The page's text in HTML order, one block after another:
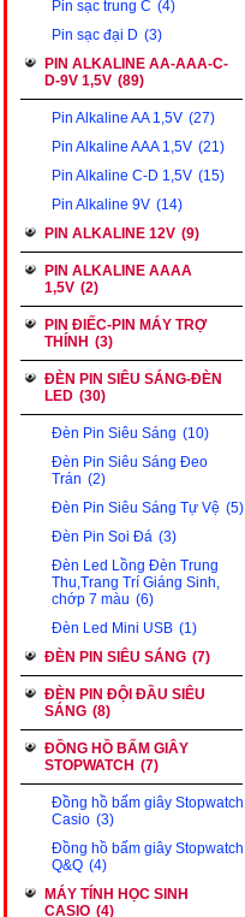
Pin sạc trung C (4)
Pin sạc đại D (3)
PIN ALKALINE AA-AAA-C-
D-9V 1,5V (89)
Pin Alkaline AA 1,5V (27)
Pin Alkaline AAA 1,5V (21)
Pin Alkaline C-D 1,5V (15)
Pin Alkaline 9V (14)
PIN ALKALINE 12V (9)
PIN ALKALINE AAAA
1,5V (2)
PIN ĐIẾC-PIN MÁY TRỢ
THÍNH (3)
ĐÈN PIN SIÊU SÁNG-ĐÈN
LED (30)
Đèn Pin Siêu Sáng (10)
Đèn Pin Siêu Sáng Đeo
Trán (2)
Đèn Pin Siêu Sáng Tự Vệ (5)
Đèn Pin Soi Đá (3)
Đèn Led Lồng Đèn Trung
Thu,Trang Trí Giáng Sinh,
chớp 7 màu (6)
Đèn Led Mini USB (1)
ĐÈN PIN SIÊU SÁNG (7)
ĐÈN PIN ĐỘI ĐẦU SIÊU
SÁNG (8)
ĐỒNG HỒ BẤM GIÂY
STOPWATCH (7)
Đồng hồ bấm giây Stopwatch
Casio (3)
Đồng hồ bấm giây Stopwatch
Q&Q (4)
MÁY TÍNH HỌC SINH
CASIO (4)